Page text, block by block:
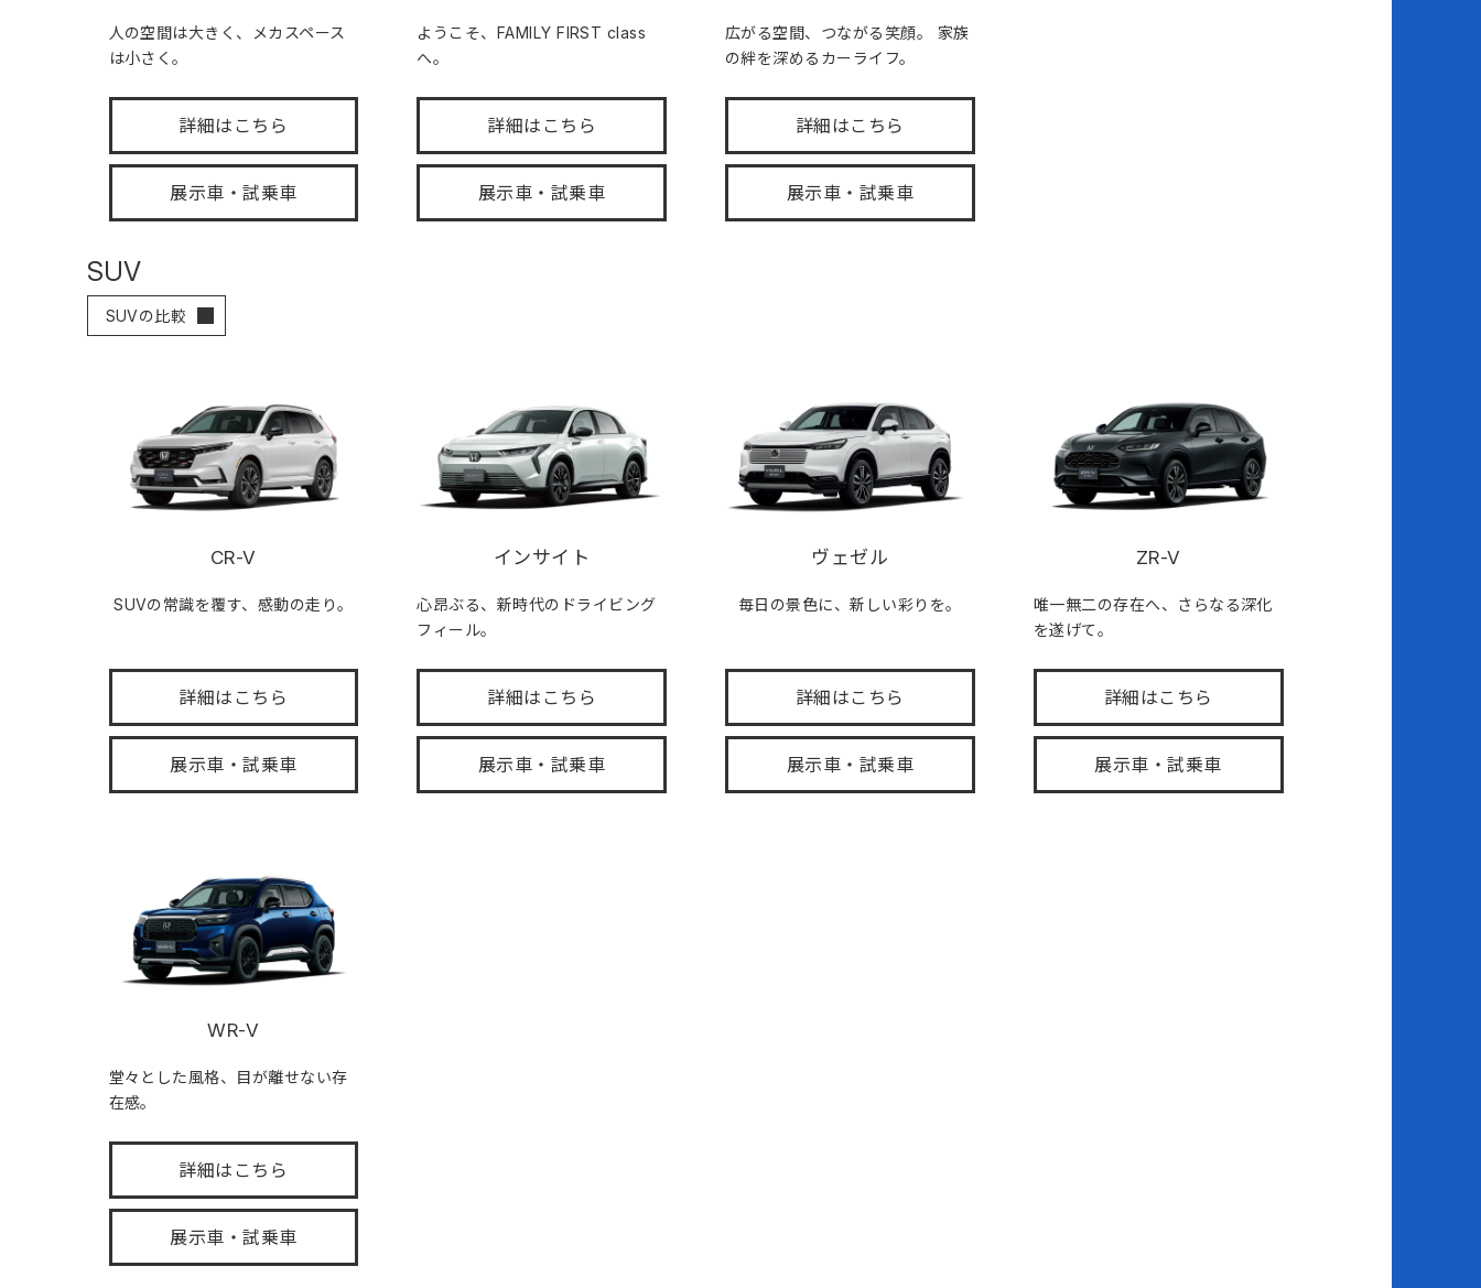
人の空間は大きく、メカスペース
は小さく。
詳細はこちら
展示車・試乗車
ようこそ、FAMILY FIRST class
へ。
詳細はこちら
展示車・試乗車
広がる空間、つながる笑顔。 家族
の絆を深めるカーライフ。
詳細はこちら
展示車・試乗車
SUV
SUVの比較
CR-V
SUVの常識を覆す、感動の走り。
詳細はこちら
展示車・試乗車
インサイト
心昂ぶる、新時代のドライビング
フィール。
詳細はこちら
展示車・試乗車
ヴェゼル
毎日の景色に、新しい彩りを。
詳細はこちら
展示車・試乗車
ZR-V
唯一無二の存在へ、さらなる深化
を遂げて。
詳細はこちら
展示車・試乗車
WR-V
堂々とした風格、目が離せない存
在感。
詳細はこちら
展示車・試乗車